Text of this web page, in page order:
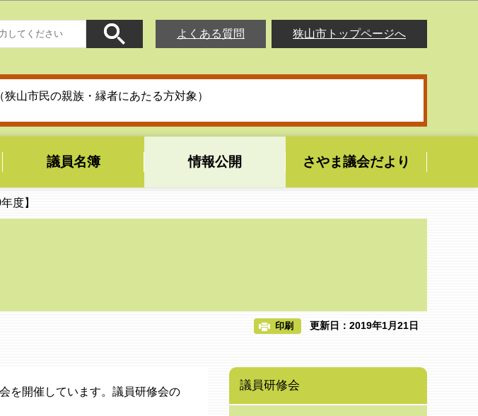
よくある質問
狭山市トップページへ
狭山市民の親族・縁者にあたる方対象）
議員名簿 情報公開 さやま議会だより
度】
印刷 更新日：2019年1月21日
を開催しています。議員研修会の
議員研修会